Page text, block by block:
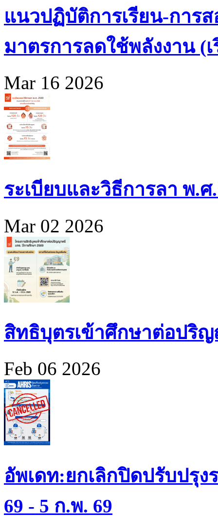
แนวปฏิบัติการเรียน-การ
มาตรการลดใช้พลังงาน (เ
Mar 16 2026
ระเบียบและวิธีการลา พ.ศ.
Mar 02 2026
สิทธิบุตรเข้าศึกษาต่อปริญ
Feb 06 2026
อัพเดท:ยกเลิกปิดปรับปรุ
69 - 5 ก.พ. 69